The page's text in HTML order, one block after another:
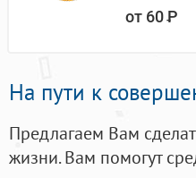
от 60Р
На пути к
Предлагаем Вам
жизни. Вам помогут